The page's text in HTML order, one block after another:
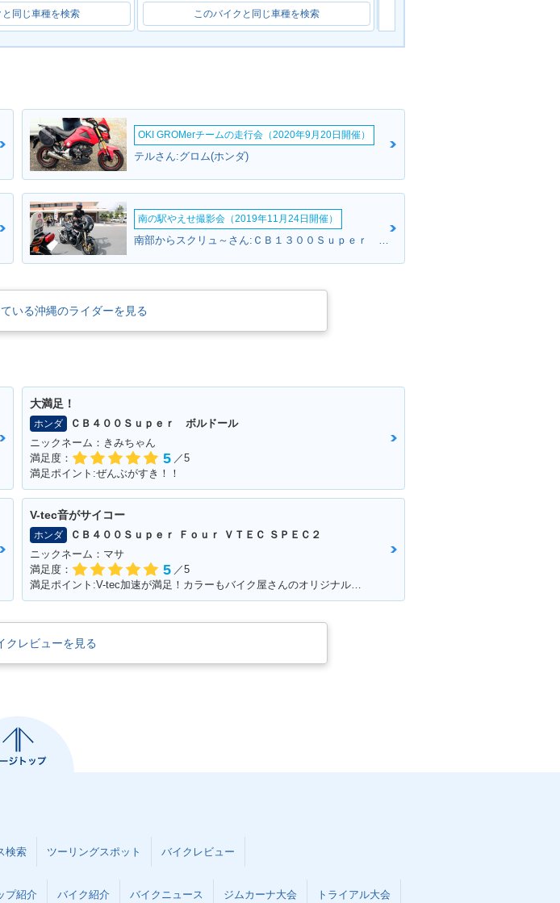
と同じ車種を検索 このバイクと同じ車種を検索
OKI GROMerチームの走行会（2020年9月20日開催）
テルさん:グロム(ホンダ)
南の駅やえせ撮影会（2019年11月24日開催）
南部からスクリュ～さん:ＣＢ１３００Ｓｕｐｅｒ Ｆｏｕｒ(ホンダ)
いる沖縄のライダーを見る
大満足！
ホンダ
ＣＢ４００Ｓｕｐｅｒ ボルドール
ニックネーム：きみちゃん
満足度：
5 ／5
満足ポイント:ぜんぶがすき！！
V-tec音がサイコー
ホンダ
ＣＢ４００Ｓｕｐｅｒ Ｆｏｕｒ ＶＴＥＣ ＳＰＥＣ２
ニックネーム：マサ
満足度：
5 ／5
満足ポイント:V-tec加速が満足！カラーもバイク屋さんのオリジナルカラーです。
クレビューを見る
検索 ツーリングスポット バイクレビュー
プ紹介 バイク紹介 バイクニュース ジムカーナ大会 トライアル大会